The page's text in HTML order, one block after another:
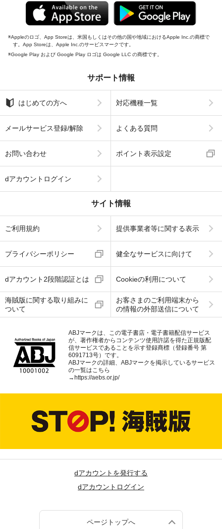
Appleのロゴ、App Storeは、米国もしくはその他の国や地域におけるApple Inc.の商標で
す。App Storeは、Apple Inc.のサービスマークです。
Google Play および Google Play ロゴは Google LLC の商標です。
サポート情報
はじめての方へ 対応機種一覧
メールサービス登録/解除 よくある質問
お問い合わせ ポイント表示設定
dアカウントログイン
サイト情報
ご利用規約 提供事業者等に関する表示
プライバシーポリシー 健全なサービスに向けて
dアカウント2段階認証とは Cookieの利用について
海賊版に関する取り組みに
ついて
お客さまのご利用端末から
の情報の外部送信について
ABJマークは、この電子書店・電子書籍配信サービス
が、著作権者からコンテンツ使用許諾を得た正規版配
信サービスであることを示す登録商標（登録番号 第
6091713号）です。
ABJマークの詳細、ABJマークを掲示しているサービス
の一覧はこちら
→ https://aebs.or.jp/
dアカウントを発行する
dアカウントログイン
ページトップへ